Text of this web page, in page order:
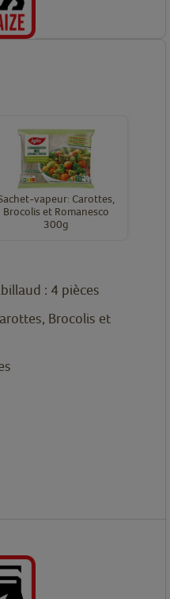
vapeur: Carottes,
Brocolis et Romanesco
300g
: 4 pièces
Brocolis et